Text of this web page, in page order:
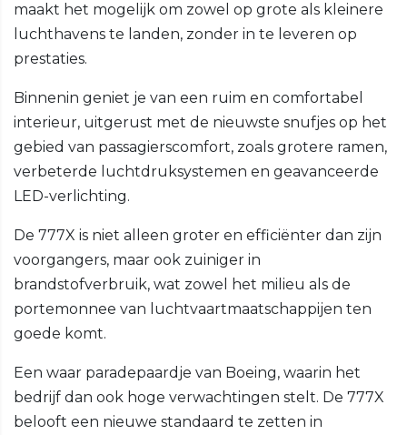
maakt het mogelijk om zowel op grote als kleinere
luchthavens te landen, zonder in te leveren op
prestaties.
Binnenin geniet je van een ruim en comfortabel
interieur, uitgerust met de nieuwste snufjes op het
gebied van passagierscomfort, zoals grotere ramen,
verbeterde luchtdruksystemen en geavanceerde
LED-verlichting.
De 777X is niet alleen groter en efficiënter dan zijn
voorgangers, maar ook zuiniger in
brandstofverbruik, wat zowel het milieu als de
portemonnee van luchtvaartmaatschappijen ten
goede komt.
Een waar paradepaardje van Boeing, waarin het
bedrijf dan ook hoge verwachtingen stelt. De 777X
belooft een nieuwe standaard te zetten in